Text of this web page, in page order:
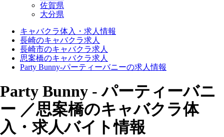
佐賀県
大分県
キャバクラ体入・求人情報
長崎のキャバクラ求人
長崎市のキャバクラ求人
思案橋のキャバクラ求人
Party Bunny-パーティーバニーの求人情報
Party Bunny - パーティーバニ
ー ／思案橋のキャバクラ体
入・求人バイト情報